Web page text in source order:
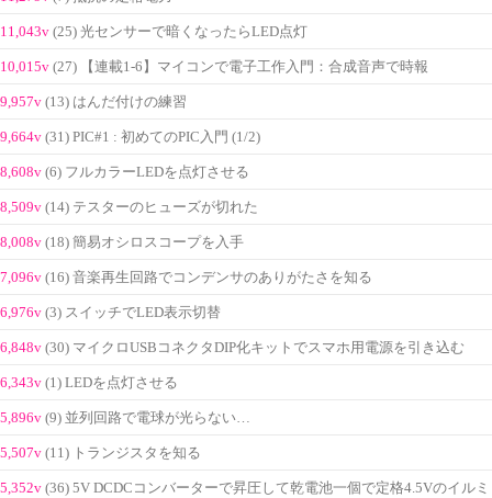
11,043v (25) 光センサーで暗くなったらLED点灯
10,015v (27) 【連載1-6】マイコンで電子工作入門：合成音声で時報
9,957v (13) はんだ付けの練習
9,664v (31) PIC#1 : 初めてのPIC入門 (1/2)
8,608v (6) フルカラーLEDを点灯させる
8,509v (14) テスターのヒューズが切れた
8,008v (18) 簡易オシロスコープを入手
7,096v (16) 音楽再生回路でコンデンサのありがたさを知る
6,976v (3) スイッチでLED表示切替
6,848v (30) マイクロUSBコネクタDIP化キットでスマホ用電源を引き込む
6,343v (1) LEDを点灯させる
5,896v (9) 並列回路で電球が光らない…
5,507v (11) トランジスタを知る
5,352v (36) 5V DCDCコンバーターで昇圧して乾電池一個で定格4.5Vのイルミ